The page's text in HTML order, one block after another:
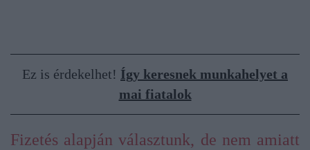
Ez is érdekelhet! Így keresnek munkahelyet a
mai fiatalok
Fizetés alapján választunk, de nem amiatt